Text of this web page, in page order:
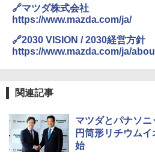
🔗マツダ株式会社
https://www.mazda.com/ja/
🔗2030 VISION / 2030経営方針
https://www.mazda.com/ja/
関連記事
マツダとパナソニ
円筒形リチウム
始